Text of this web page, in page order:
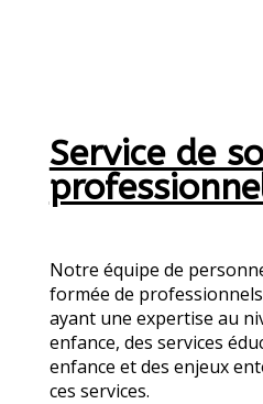
Service de
Notre équipe de
formée de
ayant une expertise au
enfance, des services
enfance et des enjeux
ces services.